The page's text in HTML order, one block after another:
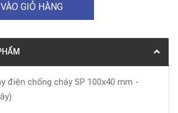
GIỎ HÀNG
điện chống cháy SP 100x40 mm -